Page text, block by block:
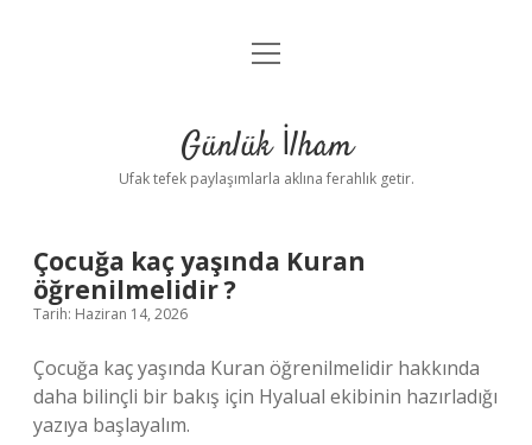
Anasayfa
Yasal Uyarı
menüyü
Günlük İlham
Ufak tefek paylaşımlarla aklına ferahlık getir.
Çocuğa kaç yaşında Kuran
öğrenilmelidir ?
Tarih: Haziran 14, 2026
Çocuğa kaç yaşında Kuran öğrenilmelidir hakkında
daha bilinçli bir bakış için Hyalual ekibinin hazırladığı
yazıya başlayalım.